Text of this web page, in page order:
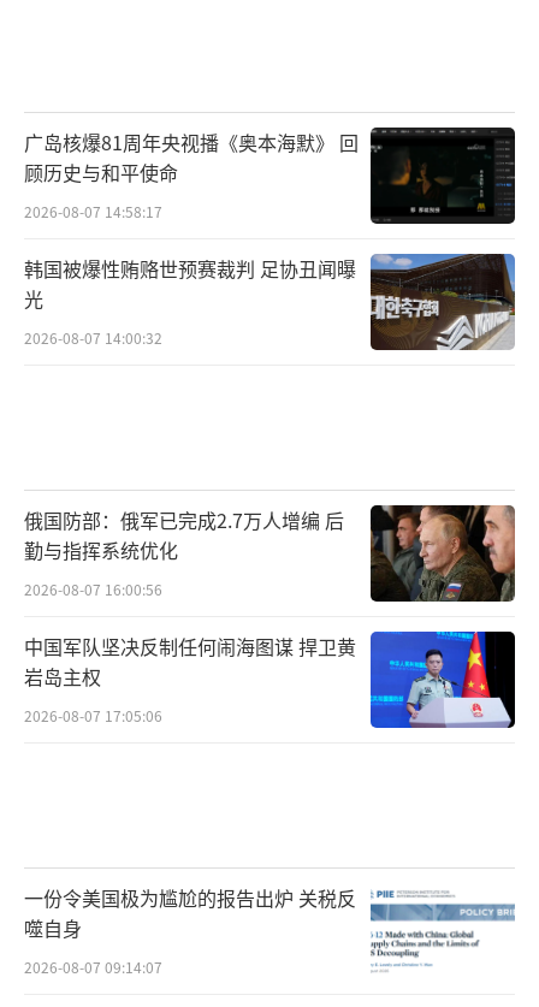
广岛核爆81周年央视播《奥本海默》 回
顾历史与和平使命
2026-08-07 14:58:17
韩国被爆性贿赂世预赛裁判 足协丑闻曝
光
2026-08-07 14:00:32
俄国防部：俄军已完成2.7万人增编 后
勤与指挥系统优化
2026-08-07 16:00:56
中国军队坚决反制任何闹海图谋 捍卫黄
岩岛主权
2026-08-07 17:05:06
一份令美国极为尴尬的报告出炉 关税反
噬自身
2026-08-07 09:14:07